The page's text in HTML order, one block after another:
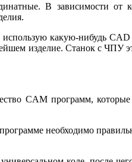
В зависимости от
использую какую-нибудь
изделие. Станок с ЧПУ
CAM программ,
необходимо